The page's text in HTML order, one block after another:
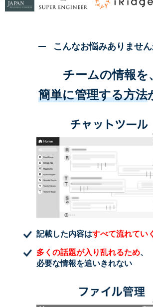
こんなお悩みありません
チームの情報を、
簡単に管理する方法
記載した内容はすべて流れていく
多くの話題が入り乱れるため、
必要な情報を追いきれない